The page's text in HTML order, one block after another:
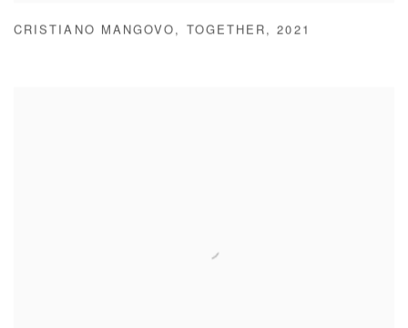
CRISTIANO MANGOVO , TOGETHER ,2021